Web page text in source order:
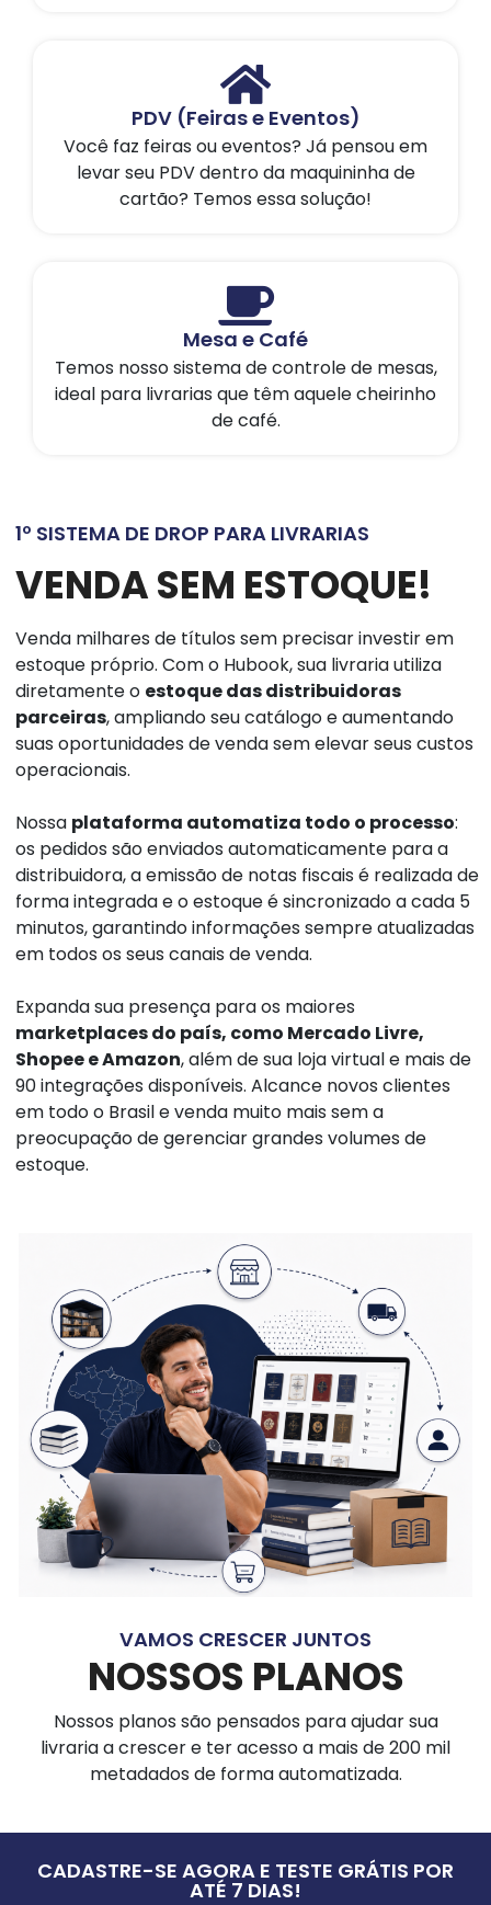
PDV (Feiras e Eventos)
Você faz feiras ou eventos? Já pensou em
levar seu PDV dentro da maquininha de
cartão? Temos essa solução!
Mesa e Café
Temos nosso sistema de controle de mesas,
ideal para livrarias que têm aquele cheirinho
de café.
1º SISTEMA DE DROP PARA LIVRARIAS
VENDA SEM ESTOQUE!
Venda milhares de títulos sem precisar investir em
estoque próprio. Com o Hubook, sua livraria utiliza
diretamente o estoque das distribuidoras
parceiras, ampliando seu catálogo e aumentando
suas oportunidades de venda sem elevar seus custos
operacionais.
Nossa plataforma automatiza todo o processo:
os pedidos são enviados automaticamente para a
distribuidora, a emissão de notas fiscais é realizada de
forma integrada e o estoque é sincronizado a cada 5
minutos, garantindo informações sempre atualizadas
em todos os seus canais de venda.
Expanda sua presença para os maiores
marketplaces do país, como Mercado Livre,
Shopee e Amazon, além de sua loja virtual e mais de
90 integrações disponíveis. Alcance novos clientes
em todo o Brasil e venda muito mais sem a
preocupação de gerenciar grandes volumes de
estoque.
VAMOS CRESCER JUNTOS
NOSSOS PLANOS
Nossos planos são pensados para ajudar sua
livraria a crescer e ter acesso a mais de 200 mil
metadados de forma automatizada.
CADASTRE-SE AGORA E TESTE GRÁTIS POR
ATÉ 7 DIAS!